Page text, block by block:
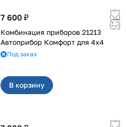
7 600 ₽
Комбинация приборов 21213
Автоприбор Комфорт для 4x4
Под заказ
В корзину